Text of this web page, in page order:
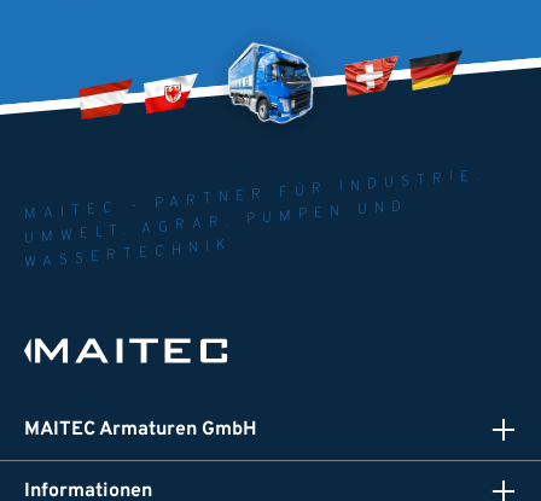
MAITEC - PARTNER FÜR INDUSTRIE.
UMWELT. AGRAR. PUMPEN UND
WASSERTECHNIK
MAITEC Armaturen GmbH
Informationen